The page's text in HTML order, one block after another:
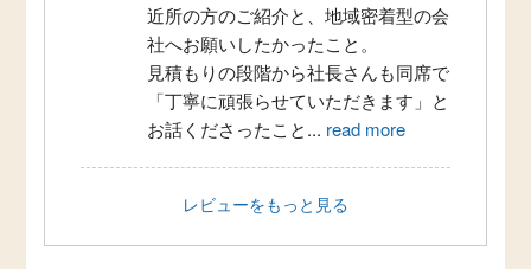
近所の方のご紹介と、地域密着型の会
社へお願いしたかったこと。
見積もりの段階から社長さんも同席で
「丁寧に頑張らせていただきます」と
お話くださったこと... read more
レビューをもっと見る